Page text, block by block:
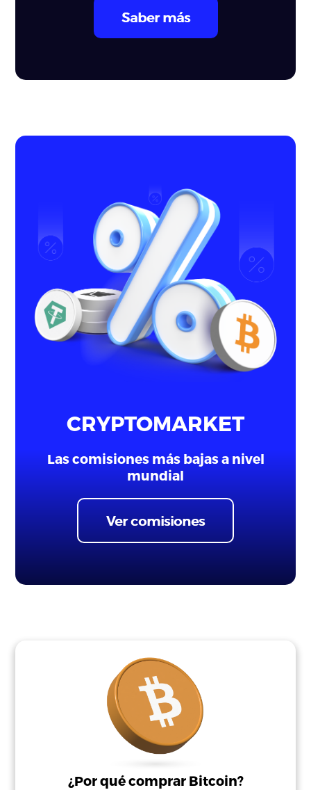
Saber más
CRYPTOMARKET
Las comisiones más bajas a nivel
mundial
Ver comisiones
¿Por qué comprar Bitcoin?